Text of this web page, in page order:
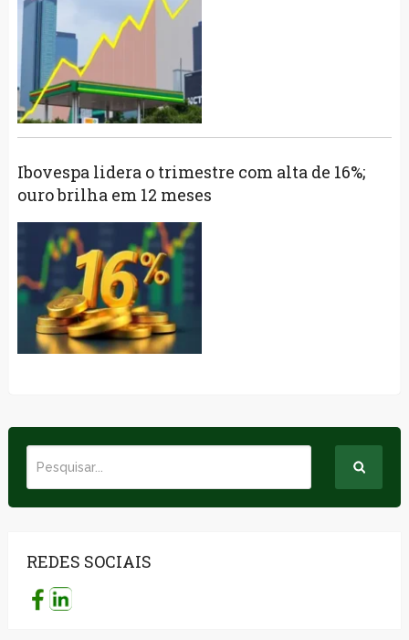
Ibovespa lidera o trimestre com alta de 16%;
ouro brilha em 12 meses
REDES SOCIAIS